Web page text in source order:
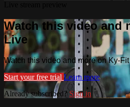
Watch this video and
Live
Watch this video and more on Ky-
Start your free trial Learn more
Already subscribed? Sign in